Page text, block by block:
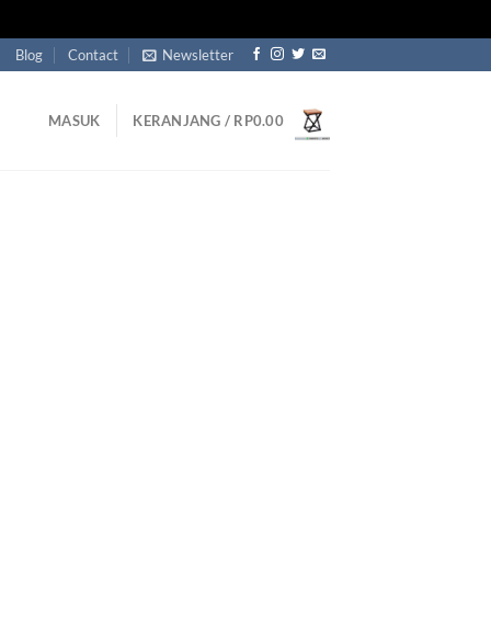
Blog Contact Newsletter
MASUK KERANJANG / RP0.00